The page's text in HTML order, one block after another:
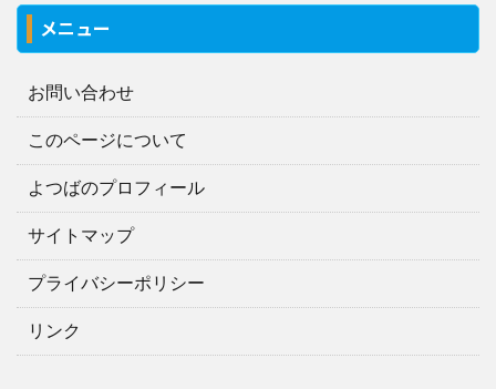
メニュー
お問い合わせ
このページについて
よつばのプロフィール
サイトマップ
プライバシーポリシー
リンク